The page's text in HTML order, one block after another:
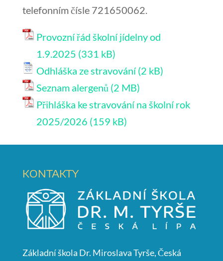
telefonním čísle 721650062.
Provozní řád školní jídelny od
1.9.2025
Odhláška ze stravování
Seznam alergenů
Přihláška ke stravování na školní rok
2025/2026
KONTAKTY
Základní škola Dr. Miroslava Tyrše, Česká